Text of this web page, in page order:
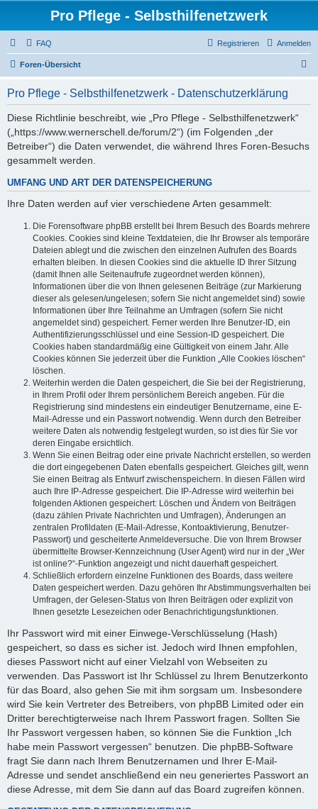
Pro Pflege - Selbsthilfenetzwerk
FAQ Anmelden
Registrieren
Foren-Übersicht
Pro Pflege - Selbsthilfenetzwerk - Datenschutzerklärung
Diese Richtlinie beschreibt, wie „Pro Pflege - Selbsthilfenetzwerk“
(„https://www.wernerschell.de/forum/2“) (im Folgenden „der
Betreiber“) die Daten verwendet, die während Ihres Foren-Besuchs
gesammelt werden.
UMFANG UND ART DER DATENSPEICHERUNG
Ihre Daten werden auf vier verschiedene Arten gesammelt:
Die Forensoftware phpBB erstellt bei Ihrem Besuch des Boards mehrere
Cookies. Cookies sind kleine Textdateien, die Ihr Browser als temporäre
Dateien ablegt und die zwischen den einzelnen Aufrufen des Boards
erhalten bleiben. In diesen Cookies sind die aktuelle ID Ihrer Sitzung
(damit Ihnen alle Seitenaufrufe zugeordnet werden können),
Informationen über die von Ihnen gelesenen Beiträge (zur Markierung
dieser als gelesen/ungelesen; sofern Sie nicht angemeldet sind) sowie
Informationen über Ihre Teilnahme an Umfragen (sofern Sie nicht
angemeldet sind) gespeichert. Ferner werden Ihre Benutzer-ID, ein
Authentifizierungsschlüssel und eine Session-ID gespeichert. Die
Cookies haben standardmäßig eine Gültigkeit von einem Jahr. Alle
Cookies können Sie jederzeit über die Funktion „Alle Cookies löschen“
löschen.
Weiterhin werden die Daten gespeichert, die Sie bei der Registrierung,
in Ihrem Profil oder Ihrem persönlichem Bereich angeben. Für die
Registrierung sind mindestens ein eindeutiger Benutzername, eine E-
Mail-Adresse und ein Passwort notwendig. Wenn durch den Betreiber
weitere Daten als notwendig festgelegt wurden, so ist dies für Sie vor
deren Eingabe ersichtlich.
Wenn Sie einen Beitrag oder eine private Nachricht erstellen, so werden
die dort eingegebenen Daten ebenfalls gespeichert. Gleiches gilt, wenn
Sie einen Beitrag als Entwurf zwischenspeichern. In diesen Fällen wird
auch Ihre IP-Adresse gespeichert. Die IP-Adresse wird weiterhin bei
folgenden Aktionen gespeichert: Löschen und Ändern von Beiträgen
(dazu zählen Private Nachrichten und Umfragen), Änderungen an
zentralen Profildaten (E-Mail-Adresse, Kontoaktivierung, Benutzer-
Passwort) und gescheiterte Anmeldeversuche. Die von Ihrem Browser
übermittelte Browser-Kennzeichnung (User Agent) wird nur in der „Wer
ist online?“-Funktion angezeigt und nicht dauerhaft gespeichert.
Schließlich erfordern einzelne Funktionen des Boards, dass weitere
Daten gespeichert werden. Dazu gehören Ihr Abstimmungsverhalten bei
Umfragen, der Gelesen-Status von Ihren Beiträgen oder explizit von
Ihnen gesetzte Lesezeichen oder Benachrichtigungsfunktionen.
Ihr Passwort wird mit einer Einwege-Verschlüsselung (Hash)
gespeichert, so dass es sicher ist. Jedoch wird Ihnen empfohlen,
dieses Passwort nicht auf einer Vielzahl von Webseiten zu
verwenden. Das Passwort ist Ihr Schlüssel zu Ihrem Benutzerkonto
für das Board, also gehen Sie mit ihm sorgsam um. Insbesondere
wird Sie kein Vertreter des Betreibers, von phpBB Limited oder ein
Dritter berechtigterweise nach Ihrem Passwort fragen. Sollten Sie
Ihr Passwort vergessen haben, so können Sie die Funktion „Ich
habe mein Passwort vergessen“ benutzen. Die phpBB-Software
fragt Sie dann nach Ihrem Benutzernamen und Ihrer E-Mail-
Adresse und sendet anschließend ein neu generiertes Passwort an
diese Adresse, mit dem Sie dann auf das Board zugreifen können.